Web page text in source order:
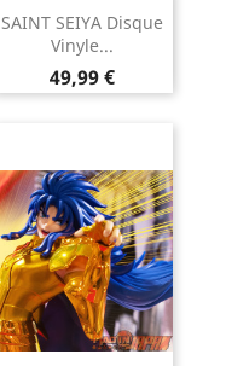
SAINT SEIYA Disque
Vinyle...
Prix
49,99 €